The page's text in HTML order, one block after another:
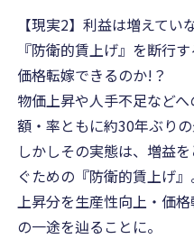
【現実2】利益は増えて
『防衛的賃上げ』を断行
価格転嫁できるのか!？
物価上昇や人手不足など
額・率ともに約30年ぶりの
しかしその実態は、増益
ぐための『防衛的賃上げ』
上昇分を生産性向上・価
の一途を辿ることに。